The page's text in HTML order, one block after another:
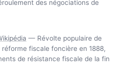
des négociations de
— Révolte populaire de
fiscale foncière en 1888,
de résistance fiscale de la fin